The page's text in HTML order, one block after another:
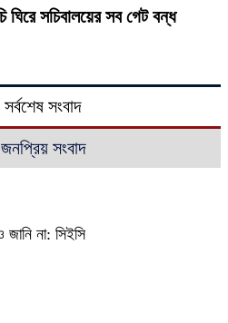
ঘিরে সচিবালয়ের সব গেট বন্ধ
সর্বশেষ সংবাদ
জনপ্রিয় সংবাদ
জানি না: সিইসি